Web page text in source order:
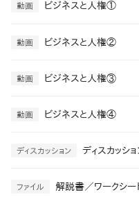
動画 ビジネスと人権①
動画 ビジネスと人権②
動画 ビジネスと人権③
動画 ビジネスと人権④
ディスカッション ディスカッショ
ファイル 解説書／ワークシー